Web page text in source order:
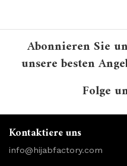
Abonnieren Sie
unsere besten
Folge
Kontaktiere uns
info@hijabfactory.com